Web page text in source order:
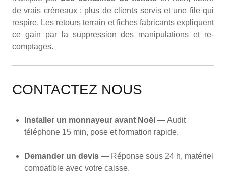
de vrais créneaux : plus de clients servis et une file qui
respire. Les retours terrain et fiches fabricants expliquent
ce gain par la suppression des manipulations et re-
comptages.
CONTACTEZ NOUS
Installer un monnayeur avant Noël — Audit
téléphone 15 min, pose et formation rapide.
Demander un devis — Réponse sous 24 h, matériel
compatible avec votre caisse.